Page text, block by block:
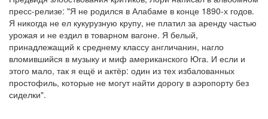
пресс-релизе: "Я не родился в Алабаме в конце 1890-х годов.
Я никогда не ел кукурузную крупу, не платил за аренду частью
урожая и не ездил в товарном вагоне. Я белый,
принадлежащий к среднему классу англичанин, нагло
вломившийся в музыку и миф американского Юга. И если и
этого мало, так я ещё и актёр: один из тех избалованных
простофиль, которые не могут найти дорогу в аэропорту без
сиделки".